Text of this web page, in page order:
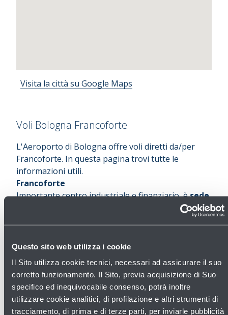
Questo sito web utilizza i cookie
Il Sito utilizza cookie tecnici, necessari ad assicurare il suo
corretto funzionamento. Il Sito, previa acquisizione di Suo
specifico ed inequivocabile consenso, potrà inoltre
utilizzare cookie analitici, di profilazione e altri strumenti di
tracciamento, di prima e di terze parti, per inviarle pubblicità
Visita la città su Google Maps
Voli Bologna Francoforte
L'Aeroporto di Bologna offre voli diretti da/per
Francoforte. In questa pagina trovi tutte le
informazioni utili.
Francoforte
Importante centro industriale e finanziario, èsede
della
grattacieli modernissimi, conserva però un’anima
Dalla terrazza aperta al pubblico della Main
Tower, situata a 200 metri d’altezza, è possibile
ammirare il panorama dell’intera città. Nel
quartiere finanziario ci sono però diversi edifici che